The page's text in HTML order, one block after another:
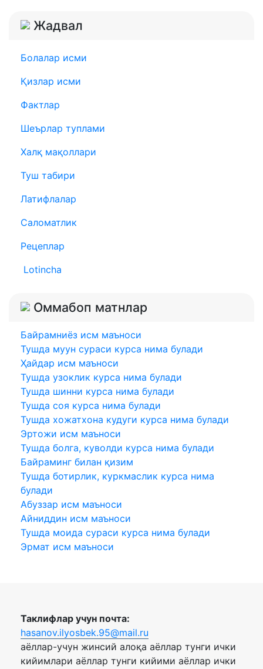
Жадвал
Болалар исми
Қизлар исми
Фактлар
Шеърлар туплами
Халқ мақоллари
Туш табири
Латифлалар
Саломатлик
Рецеплар
Lotincha
Оммабоп матнлар
Байрамниёз исм маъноси
Тушда муун сураси курса нима булади
Ҳайдар исм маъноси
Тушда узоклик курса нима булади
Тушда шинни курса нима булади
Тушда соя курса нима булади
Тушда хожатхона кудуги курса нима булади
Эртожи исм маъноси
Тушда болга, куволди курса нима булади
Байраминг билан қизим
Тушда ботирлик, куркмаслик курса нима
булади
Абуззар исм маъноси
Айниддин исм маъноси
Тушда моида сураси курса нима булади
Эрмат исм маъноси
Таклифлар учун почта:
hasanov.ilyosbek.95@mail.ru
аёллар-учун жинсий алоқа аёллар тунги ички
кийимлари аёллар тунги кийими аёллар ички